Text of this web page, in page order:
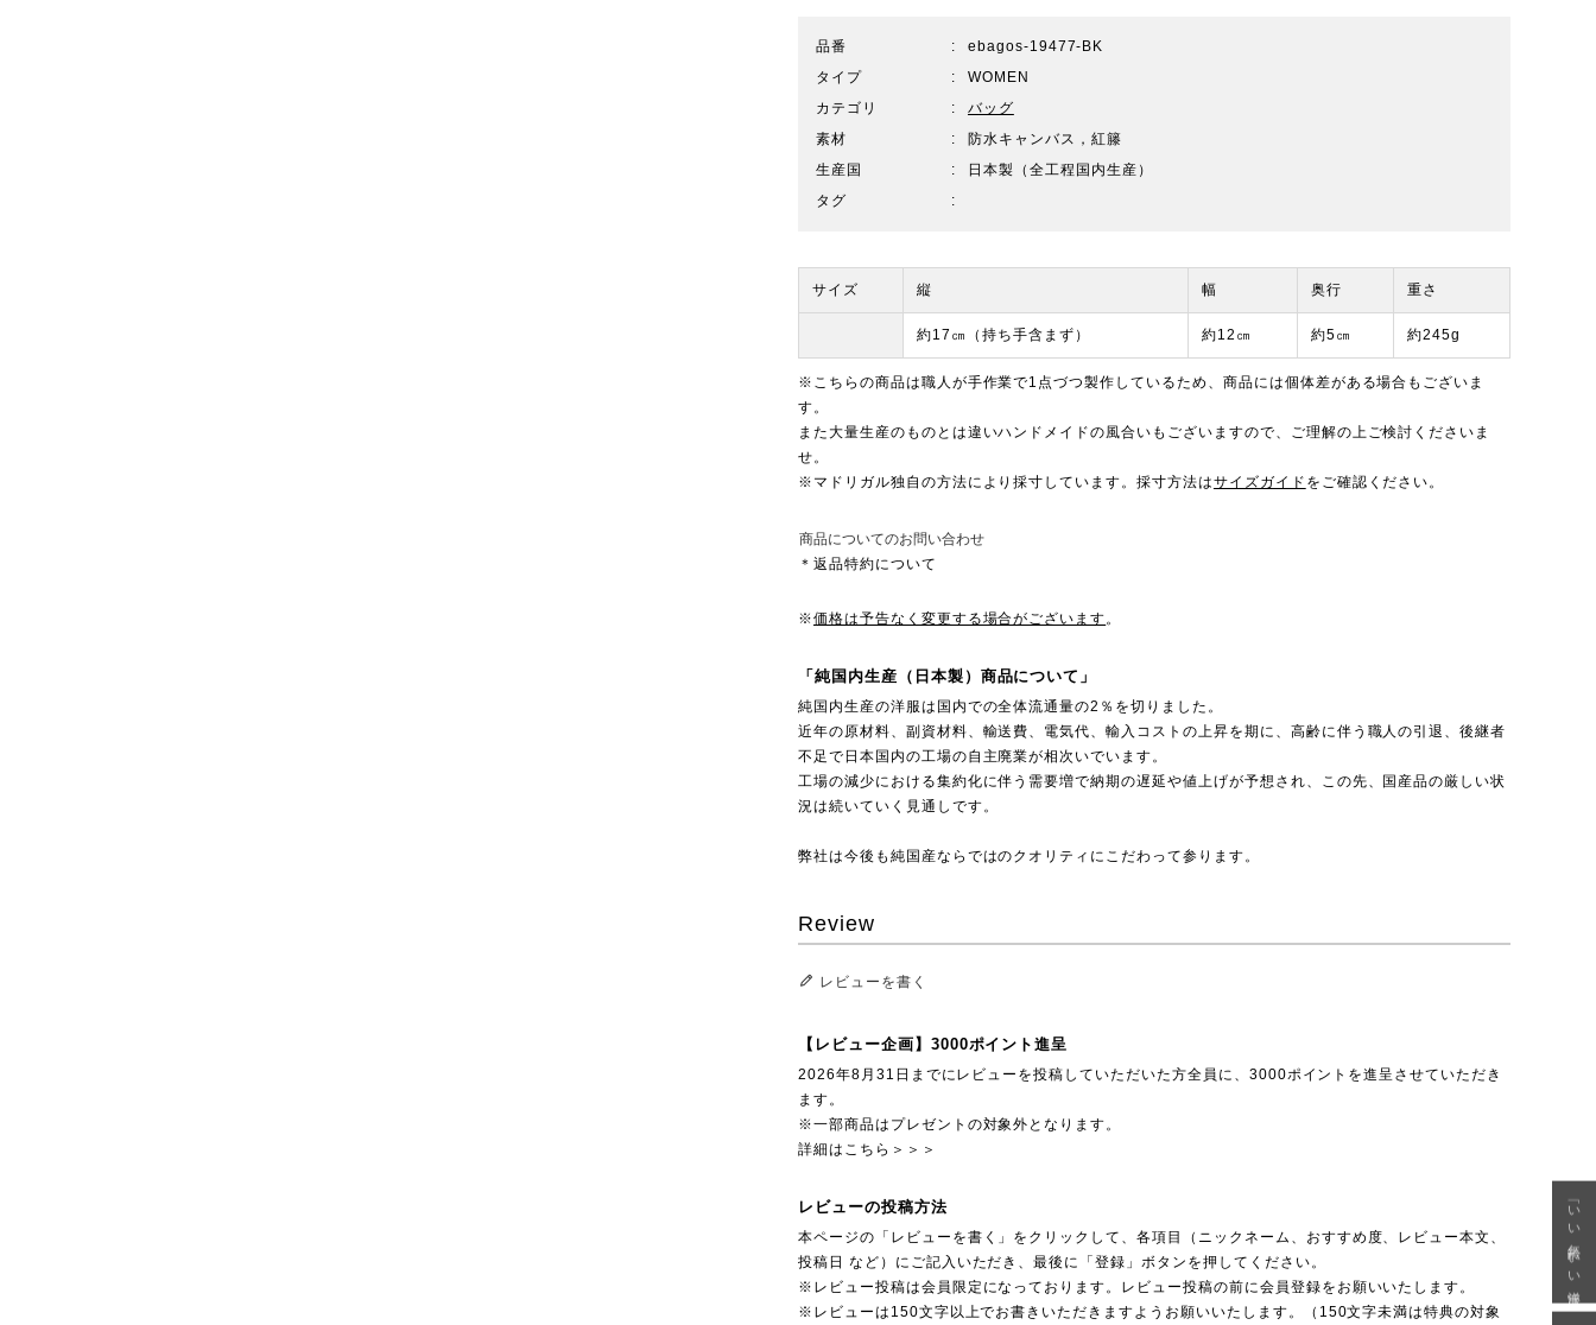
品番
ebagos-19477-BK
タイプ
WOMEN
カテゴリ
バッグ
素材
防水キャンバス，紅籐
生産国
日本製（全工程国内生産）
タグ
サイズ 縦 幅 奥行 重さ
約17㎝（持ち手含まず） 約12㎝ 約5㎝ 約245g
※こちらの商品は職人が手作業で1点づつ製作しているため、商品には個体差がある場合もございま
す。
また大量生産のものとは違いハンドメイドの風合いもございますので、ご理解の上ご検討くださいま
せ。
※マドリガル独自の方法により採寸しています。採寸方法はサイズガイド をご確認ください。
商品についてのお問い合わせ
＊返品特約について
※価格は予告なく変更する場合がございます 。
「純国内生産（日本製）商品について」
純国内生産の洋服は国内での全体流通量の2％を切りました。
近年の原材料、副資材料、輸送費、電気代、輸入コストの上昇を期に、高齢に伴う職人の引退、後継者
不足で日本国内の工場の自主廃業が相次いでいます。
工場の減少における集約化に伴う需要増で納期の遅延や値上げが予想され、この先、国産品の厳しい状
況は続いていく見通しです。
弊社は今後も純国産ならではのクオリティにこだわって参ります。
Review
レビューを書く
【レビュー企画】3000ポイント進呈
2026年8月31日までにレビューを投稿していただいた方全員に、3000ポイントを進呈させていただき
ます。
※一部商品はプレゼントの対象外となります。
詳細はこちら＞＞＞
レビューの投稿方法
本ページの「レビューを書く」をクリックして、各項目（ニックネーム、おすすめ度、レビュー本文、
投稿日 など）にご記入いただき、最後に「登録」ボタンを押してください。
※レビュー投稿は会員限定になっております。レビュー投稿の前に会員登録をお願いいたします。
※レビューは150文字以上でお書きいただきますようお願いいたします。（150文字未満は特典の対象
「いい年齢 いい洋服」